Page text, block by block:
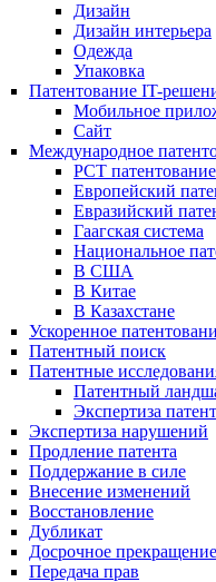
Дизайн
Дизайн интерьера
Одежда
Упаковка
Патентование IT-
Мобильное
Сайт
Международное
PCT патентование
Европейский
Евразийский
Гаагская система
Национальное
В США
В Китае
В Казахстане
Ускоренное
Патентный поиск
Патентные
Патентный
Экспертиза
Экспертиза нарушений
Продление патента
Поддержание в силе
Внесение изменений
Восстановление
Дубликат
Досрочное прекращение
Передача прав